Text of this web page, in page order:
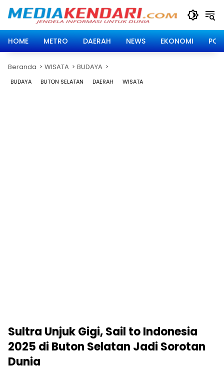
HOME
METRO DAERAH NEWS EKONOMI
Beranda WISATA BUDAYA
BUDAYA BUTON SELATAN DAERAH WISATA
Sultra Unjuk Gigi, Sail to Indonesia
2025 di Buton Selatan Jadi Sorotan
Dunia